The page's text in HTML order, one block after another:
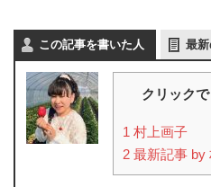
この記事を書いた人 最
クリック
1 村上画子
2 最新記事 by